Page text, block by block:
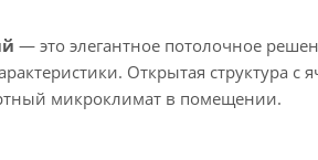
— это элегантное потолочное
Открытая структура с
микроклимат в помещении.